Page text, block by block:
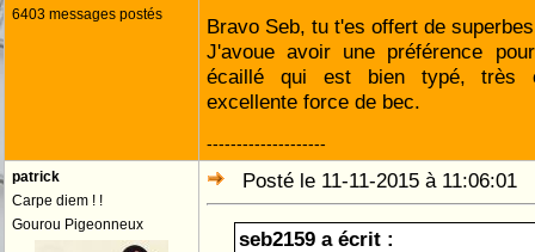
6403 messages postés
Bravo Seb, tu t'es offert de
J'avoue avoir une préférence
écaillé qui est bien typé, très
excellente force de bec.
--------------------
patrick
Carpe diem ! !
Gourou Pigeonneux
Posté le 11-11-2015 à 11:06:01
seb2159 a écrit :